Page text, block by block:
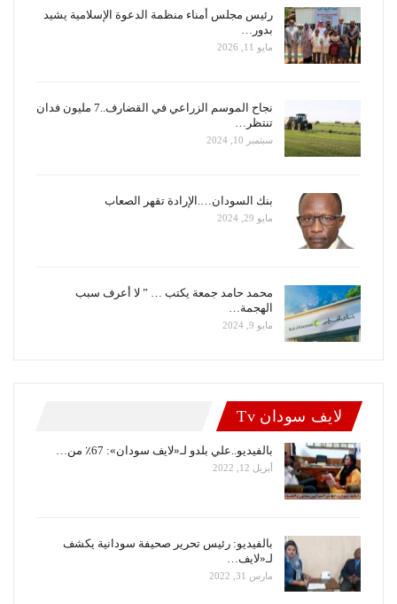
رئيس مجلس أمناء منظمة الدعوة الإسلامية يشيد
بدور…
مايو 11, 2026
نجاح الموسم الزراعي في القضارف..7 مليون فدان
تنتظر…
سبتمبر 10, 2024
بنك السودان….الإرادة تقهر الصعاب
مايو 29, 2024
محمد حامد جمعة يكتب … ” لا أعرف سبب
الهجمة…
مايو 9, 2024
لايف سودان Tv
بالفيديو..علي بلدو لـ«لايف سودان»: 67٪ من…
أبريل 12, 2022
بالفيديو: رئيس تحرير صحيفة سودانية يكشف
لـ«لايف…
مارس 31, 2022